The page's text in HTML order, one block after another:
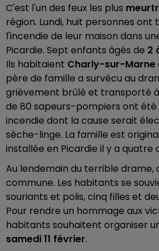
C'est l'un des feux les plus
région. Lundi, huit personnes
l'incendie de leur maison dans
Picardie. Sept enfants âgés de 2
Ils habitaient Charly-sur-Marne
père de famille a survécu au
grièvement brûlé et transporté
de 80 sapeurs-pompiers ont été
incendie dont la cause serait
sèche-linge. La famille est
installée en Picardie il y a quatre
Au lendemain du terrible drame,
commune. Les habitants se
souriants et polis, cinq filles et
Pour rendre un hommage aux
habitants souhaitent organiser
samedi 11 février.